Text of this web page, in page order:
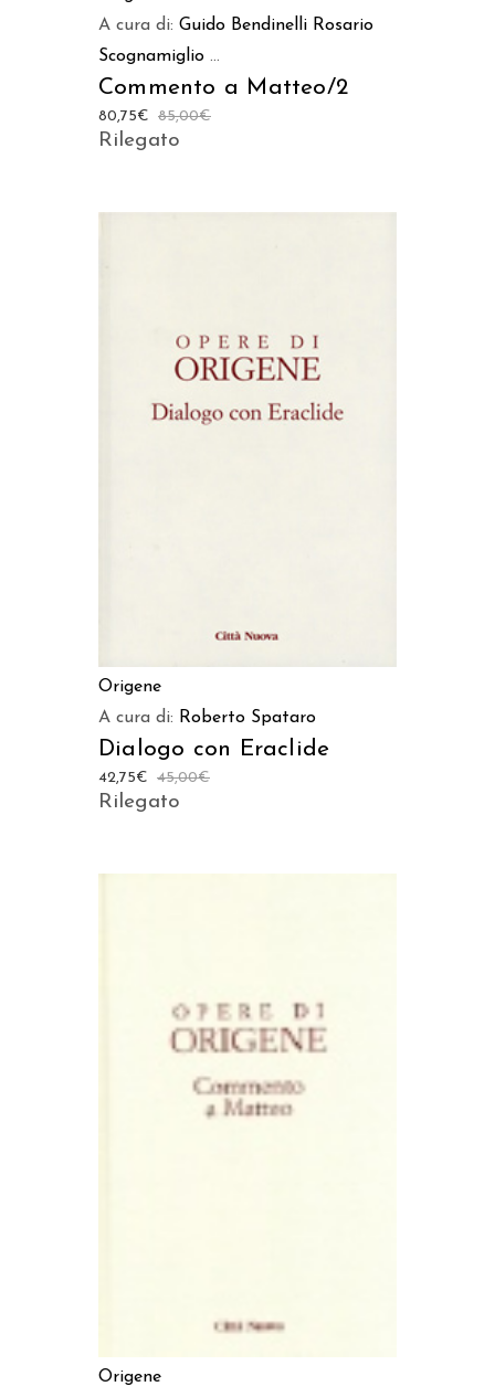
A cura di: Guido Bendinelli Rosario
Scognamiglio ...
Commento a Matteo/2
85,00€
80,75€
Rilegato
Origene
A cura di: Roberto Spataro
Dialogo con Eraclide
45,00€
42,75€
Rilegato
AGGIUNGI AL CARRELLO
Origene